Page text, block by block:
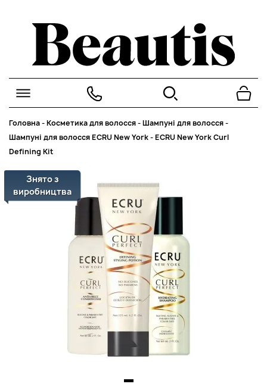
Головна-Косметика для волосся-Шампуні для волосся-
Шампуні для волосся ECRU New York-ECRU New York Curl
Defining Kit
Знято з
виробництва